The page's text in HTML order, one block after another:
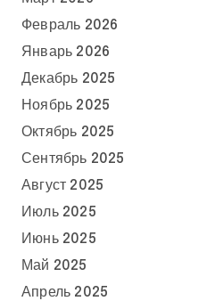
Февраль 2026
Январь 2026
Декабрь 2025
Ноябрь 2025
Октябрь 2025
Сентябрь 2025
Август 2025
Июль 2025
Июнь 2025
Май 2025
Апрель 2025